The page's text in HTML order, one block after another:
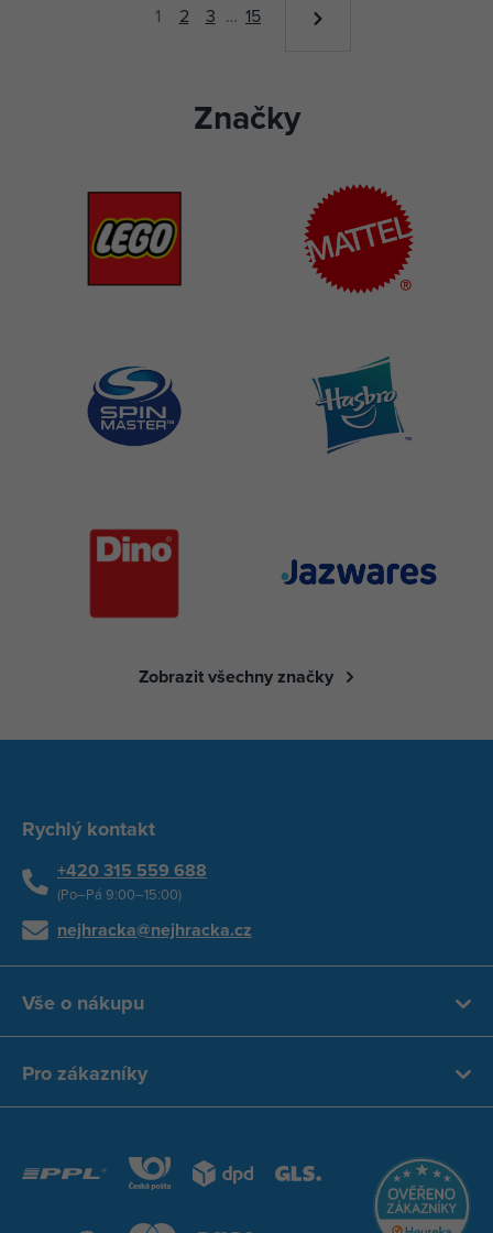
1 2 3 … 15
Značky
Zobrazit všechny značky
Rychlý kontakt
+420 315 559 688
(Po–Pá 9:00–15:00)
nejhracka@nejhracka.cz
Vše o nákupu
Pro zákazníky